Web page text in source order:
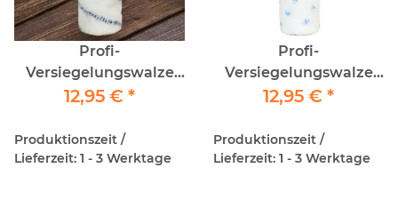
Profi-
Versiegelungswalze
25cm/12 BlauFaden
12,95 € *
Produktionszeit /
Lieferzeit: 1 - 3 Werktage
Profi-
Versiegelungswalze
25cm/9 Hasenpfote
12,95 € *
Produktionszeit /
Lieferzeit: 1 - 3 Werktage